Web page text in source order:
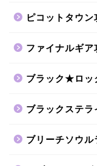
ピコットタウン
ファイナルギア
ブラック★ロッ
ブラックステ
ブリーチソウ